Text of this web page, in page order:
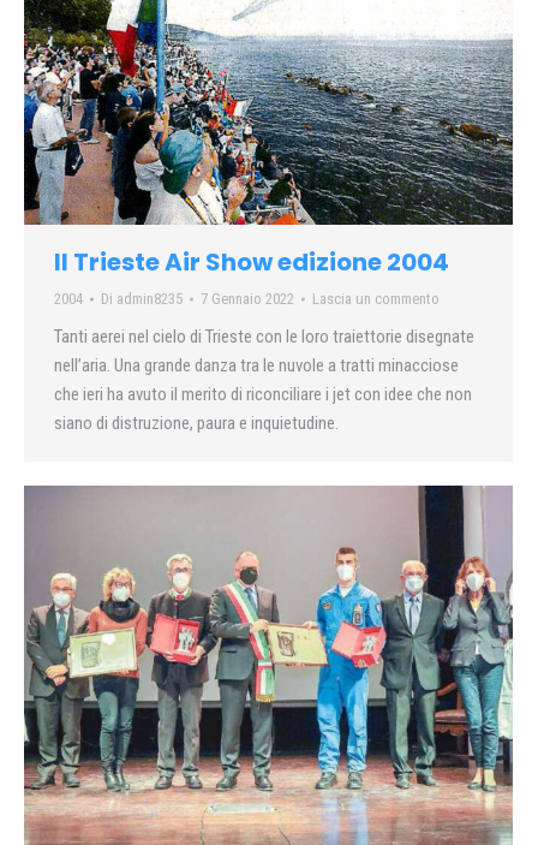
Il Trieste Air Show edizione 2004
2004 Di admin8235 7 Gennaio 2022 Lascia un commento
Tanti aerei nel cielo di Trieste con le loro traiettorie disegnate
nell’aria. Una grande danza tra le nuvole a tratti minacciose
che ieri ha avuto il merito di riconciliare i jet con idee che non
siano di distruzione, paura e inquietudine.